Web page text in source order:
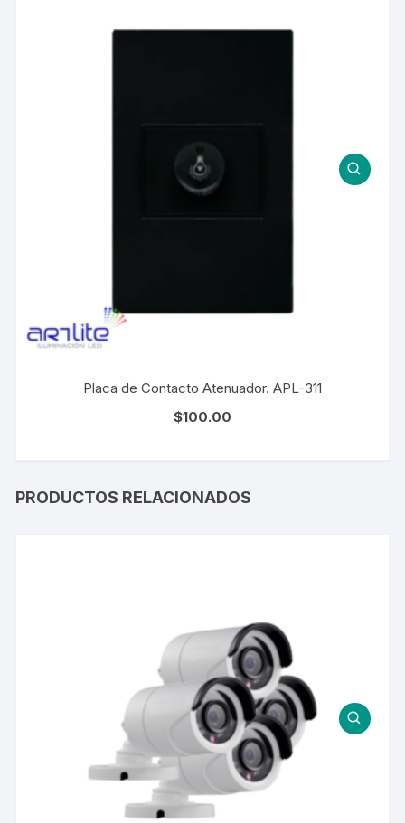
Placa de Contacto Atenuador. APL-311
$100.00
PRODUCTOS RELACIONADOS